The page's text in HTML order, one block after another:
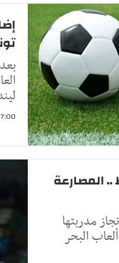
2026/08/09
.. المصارعة
مدربتها
البحر